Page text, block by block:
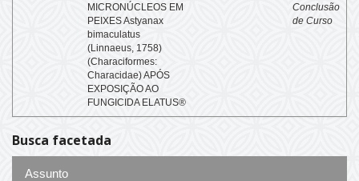
MICRONÚCLEOS EM
PEIXES Astyanax
bimaculatus
(Linnaeus, 1758)
(Characiformes:
Characidae) APÓS
EXPOSIÇÃO AO
FUNGICIDA ELATUS®
Conclusão
de Curso
Busca facetada
Assunto